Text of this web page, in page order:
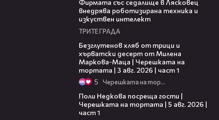
Фирмата със седалище в Лясковец
внедрява роботизирана техника и
изкуствен интелект
ТРИТЕ ГРАДА
Безглутенов хляб от трици и
хърватски десерт от Милена
Маркова-Маца | Черешката на
тортата | 3 авг. 2026 | част 1
5 Черешката на тортата
Поли Недкова посреща гости |
Черешката на тортата | 5 авг. 2026 |
част 1